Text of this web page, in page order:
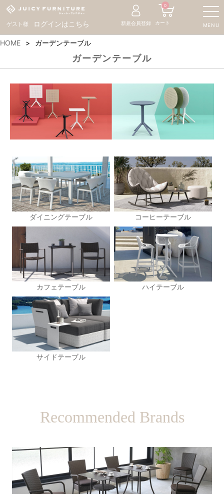
ゲスト様 ログインはこちら MENU
新規会員登録 カート
0
HOME ガーデンテーブル
ガーデンテーブル
ダイニングテーブル コーヒーテーブル
カフェテーブル ハイテーブル
サイドテーブル
Recommended Brands